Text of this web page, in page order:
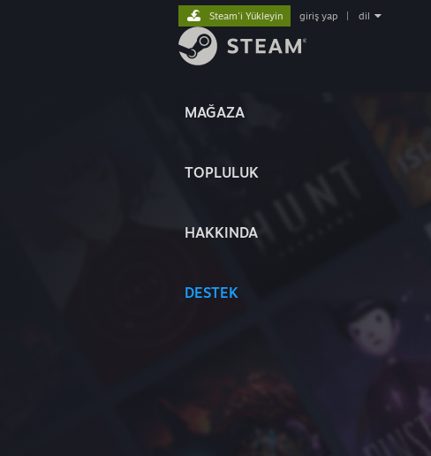
MAĞAZA
TOPLULUK
HAKKINDA
DESTEK
Steam'i Yükleyin giriş yap dil